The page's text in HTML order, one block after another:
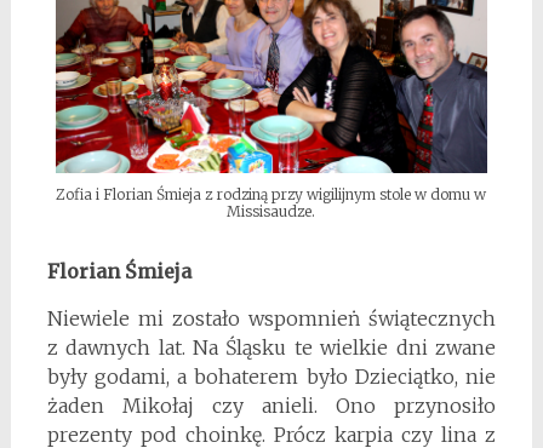
Zofia i Florian Śmieja z rodziną przy wigilijnym stole w domu w
Missisaudze.
Florian Śmieja
Niewiele mi zostało wspomnieṅ świątecznych
z dawnych lat. Na Śląsku te wielkie dni zwane
były godami, a bohaterem było Dzieciątko, nie
żaden Mikołaj czy anieli. Ono przynosiło
prezenty pod choinkę. Prócz karpia czy lina z